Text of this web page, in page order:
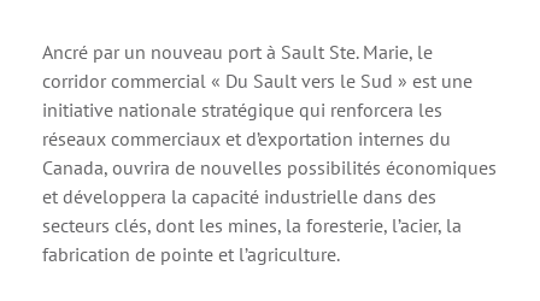
Ancré par un nouveau port à Sault Ste. Marie, le
corridor commercial « Du Sault vers le Sud » est une
initiative nationale stratégique qui renforcera les
réseaux commerciaux et d’exportation internes du
Canada, ouvrira de nouvelles possibilités économiques
et développera la capacité industrielle dans des
secteurs clés, dont les mines, la foresterie, l’acier, la
fabrication de pointe et l’agriculture.